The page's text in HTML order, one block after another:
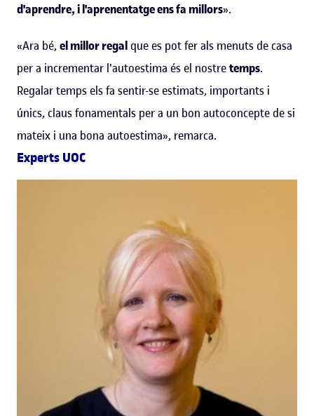
d'aprendre, i l'aprenentatge ens fa millors».
«Ara bé, el millor regal que es pot fer als menuts de casa
per a incrementar l'autoestima és el nostretemps.
Regalar temps els fa sentir-se estimats, importants i
únics, claus fonamentals per a un bon autoconcepte de si
mateix i una bona autoestima», remarca.
Experts UOC